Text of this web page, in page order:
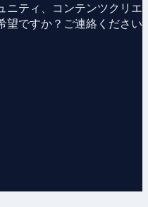
ニティ、コンテンツクリエ
望ですか？ご連絡ください